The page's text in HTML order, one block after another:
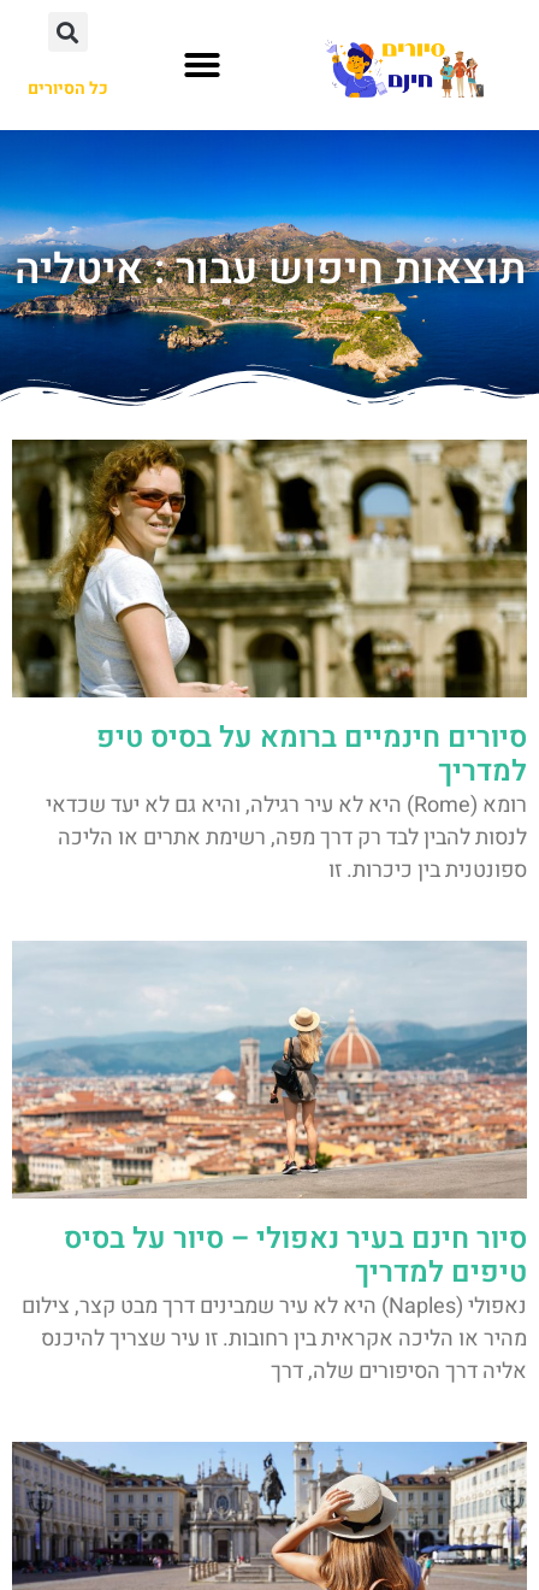
כל הסיורים
תוצאות חיפוש עבור : איטליה
סיורים חינמיים ברומא על בסיס טיפ
למדריך
רומא (Rome) היא לא עיר רגילה, והיא גם לא יעד שכדאי
לנסות להבין לבד רק דרך מפה, רשימת אתרים או הליכה
ספונטנית בין כיכרות. זו
סיור חינם בעיר נאפולי – סיור על בסיס
טיפים למדריך
נאפולי (Naples) היא לא עיר שמבינים דרך מבט קצר, צילום
מהיר או הליכה אקראית בין רחובות. זו עיר שצריך להיכנס
אליה דרך הסיפורים שלה, דרך